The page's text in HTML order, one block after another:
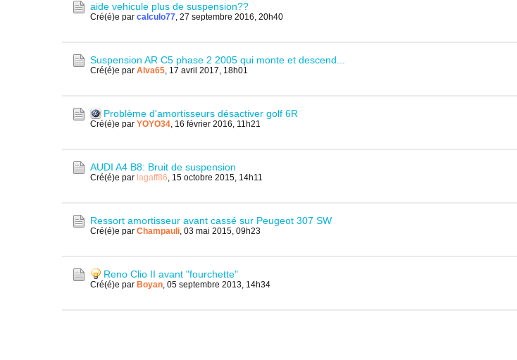
aide vehicule plus de suspension??
Cré(é)e par calculo77, 27 septembre 2016, 20h40
Suspension AR C5 phase 2 2005 qui monte et descend...
Cré(é)e par Alva65, 17 avril 2017, 18h01
Problème d'amortisseurs désactiver golf 6R
Cré(é)e par YOYO34, 16 février 2016, 11h21
AUDI A4 B8: Bruit de suspension
Cré(é)e par lagaff86, 15 octobre 2015, 14h11
Ressort amortisseur avant cassé sur Peugeot 307 SW
Cré(é)e par Champauli, 03 mai 2015, 09h23
Reno Clio II avant "fourchette"
Cré(é)e par Boyan, 05 septembre 2013, 14h34